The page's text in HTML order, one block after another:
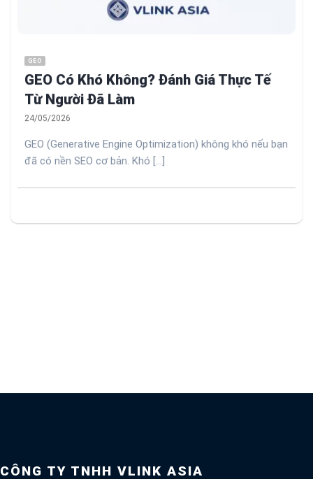
GEO
GEO Có Khó Không? Đánh Giá Thực Tế
Từ Người Đã Làm
24/05/2026
GEO (Generative Engine Optimization) không khó nếu bạn
đã có nền SEO cơ bản. Khó [...]
CÔNG TY TNHH VLINK ASIA